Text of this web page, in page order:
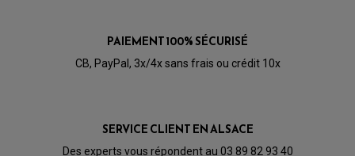
PAIEMENT 100% SÉCURISÉ
CB, PayPal, 3x/4x sans frais ou crédit 10x
SERVICE CLIENT EN ALSACE
Des experts vous répondent au 03 89 82 93 40